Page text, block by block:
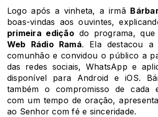
Logo após a vinheta, a irmã
boas-vindas aos ouvintes,
primeira ediçãodo programa,
Web Rádio Ramá. Ela destacou a
comunhão e convidou o público a
das redes sociais, WhatsApp e
disponível para Android e iOS.
também o compromisso de cada
com um tempo de oração,
ao Senhor com fé e sinceridade.